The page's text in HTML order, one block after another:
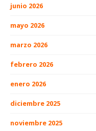
junio 2026
mayo 2026
marzo 2026
febrero 2026
enero 2026
diciembre 2025
noviembre 2025